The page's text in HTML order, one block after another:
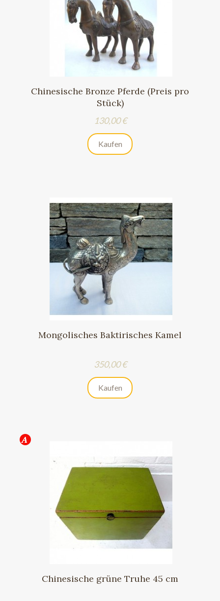
Chinesische Bronze Pferde (Preis pro
Stück)
Preis
130,00 €
Kaufen
Mongolisches Baktirisches Kamel
Preis
350,00 €
Kaufen
Chinesische grüne Truhe 45 cm